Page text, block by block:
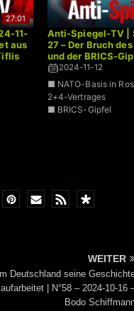
27:01
11-
aus
Anti-Spiegel-TV |
27 – Der Bruch
und der BRICS-
2024-11-12
■ NATO-Basis in
2+4-Vertrages
■ BRICS-Gipfel
WEITER
Deutschland seine
| N°58 – 2024-10-16
Bodo